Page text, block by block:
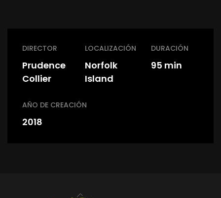
DIRECTOR
Prudence
Collier
LOCALIZACIÓN
Norfolk
Island
DURACIÓN
95 min
AÑO DE CREACIÓN
2018